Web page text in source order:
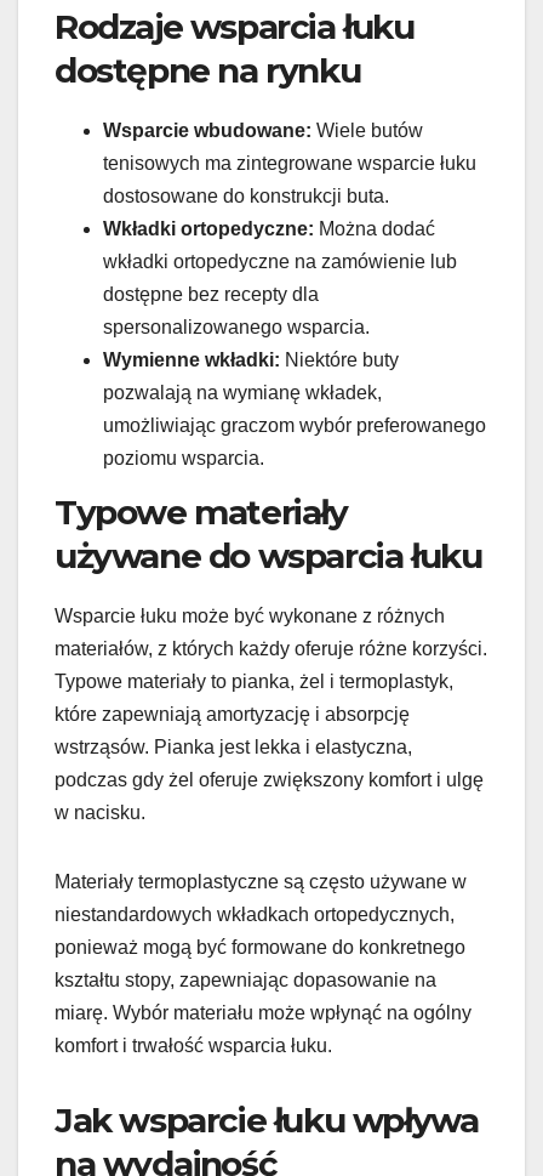
Rodzaje wsparcia łuku
dostępne na rynku
Wsparcie wbudowane: Wiele butów
tenisowych ma zintegrowane wsparcie łuku
dostosowane do konstrukcji buta.
Wkładki ortopedyczne: Można dodać
wkładki ortopedyczne na zamówienie lub
dostępne bez recepty dla
spersonalizowanego wsparcia.
Wymienne wkładki: Niektóre buty
pozwalają na wymianę wkładek,
umożliwiając graczom wybór preferowanego
poziomu wsparcia.
Typowe materiały
używane do wsparcia łuku
Wsparcie łuku może być wykonane z różnych
materiałów, z których każdy oferuje różne korzyści.
Typowe materiały to pianka, żel i termoplastyk,
które zapewniają amortyzację i absorpcję
wstrząsów. Pianka jest lekka i elastyczna,
podczas gdy żel oferuje zwiększony komfort i ulgę
w nacisku.
Materiały termoplastyczne są często używane w
niestandardowych wkładkach ortopedycznych,
ponieważ mogą być formowane do konkretnego
kształtu stopy, zapewniając dopasowanie na
miarę. Wybór materiału może wpłynąć na ogólny
komfort i trwałość wsparcia łuku.
Jak wsparcie łuku wpływa
na wydajność